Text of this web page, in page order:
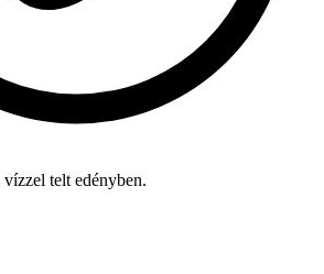
vízzel telt edényben.